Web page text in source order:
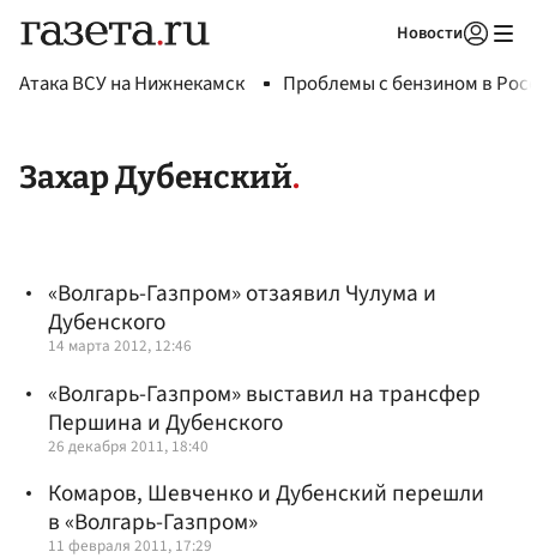
Новости
Атака ВСУ на Нижнекамск Проблемы с бензином в
Захар Дубенский
«Волгарь-Газпром» отзаявил Чулума и
Дубенского
14 марта 2012, 12:46
«Волгарь-Газпром» выставил на трансфер
Першина и Дубенского
26 декабря 2011, 18:40
Комаров, Шевченко и Дубенский перешли
в «Волгарь-Газпром»
11 февраля 2011, 17:29